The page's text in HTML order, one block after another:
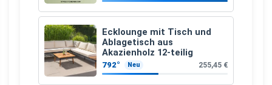
Ecklounge mit Tisch und
Ablagetisch aus
Akazienholz 12-teilig
792° Neu 255,45 €